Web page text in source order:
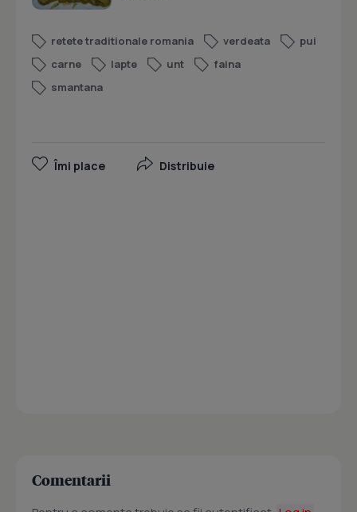
retete traditionale romania verdeata
pui
carne
lapte unt
faina
smantana
Îmi place Distribuie
Comentarii